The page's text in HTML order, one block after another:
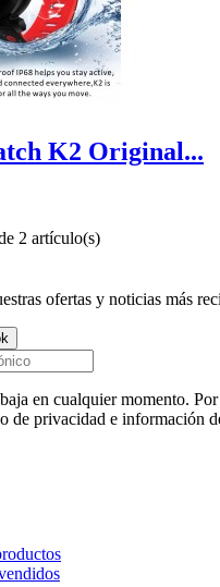
K2 Original...
2 artículo(s)
ofertas y noticias más
en cualquier momento.
de privacidad e información